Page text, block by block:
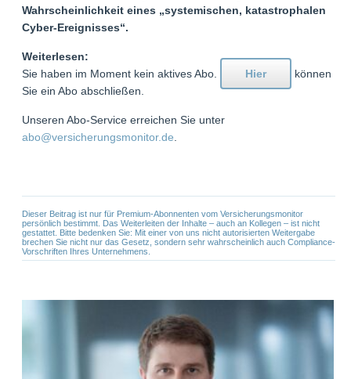
Wahrscheinlichkeit eines „systemischen, katastrophalen
Cyber-Ereignisses“.
Weiterlesen:
Sie haben im Moment kein aktives Abo.
Hier
können
Sie ein Abo abschließen.
Unseren Abo-Service erreichen Sie unter
abo@versicherungsmonitor.de
Dieser Beitrag ist nur für Premium-Abonnenten vom Versicherungsmonitor
persönlich bestimmt. Das Weiterleiten der Inhalte – auch an Kollegen – ist nicht
gestattet. Bitte bedenken Sie: Mit einer von uns nicht autorisierten Weitergabe
brechen Sie nicht nur das Gesetz, sondern sehr wahrscheinlich auch Compliance-
Vorschriften Ihres Unternehmens.